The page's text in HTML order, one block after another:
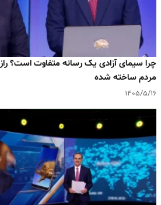
چرا سیمای آزادی یک رسانه متفاوت است؟
مردم ساخته شده
۱۴۰۵/۵/۱۶